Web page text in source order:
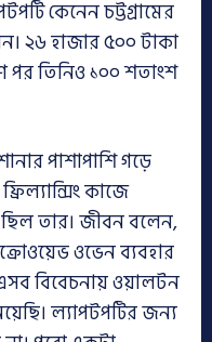
কেনেন চট্টগ্রামের
২৬ হাজার ৫০০ টাকা
পর তিনিও ১০০ শতাংশ
পাশাপাশি গড়ে
কাজে
তার। জীবন বলেন,
ওভেন ব্যবহার
বিবেচনায় ওয়ালটন
ল্যাপটপটির জন্য